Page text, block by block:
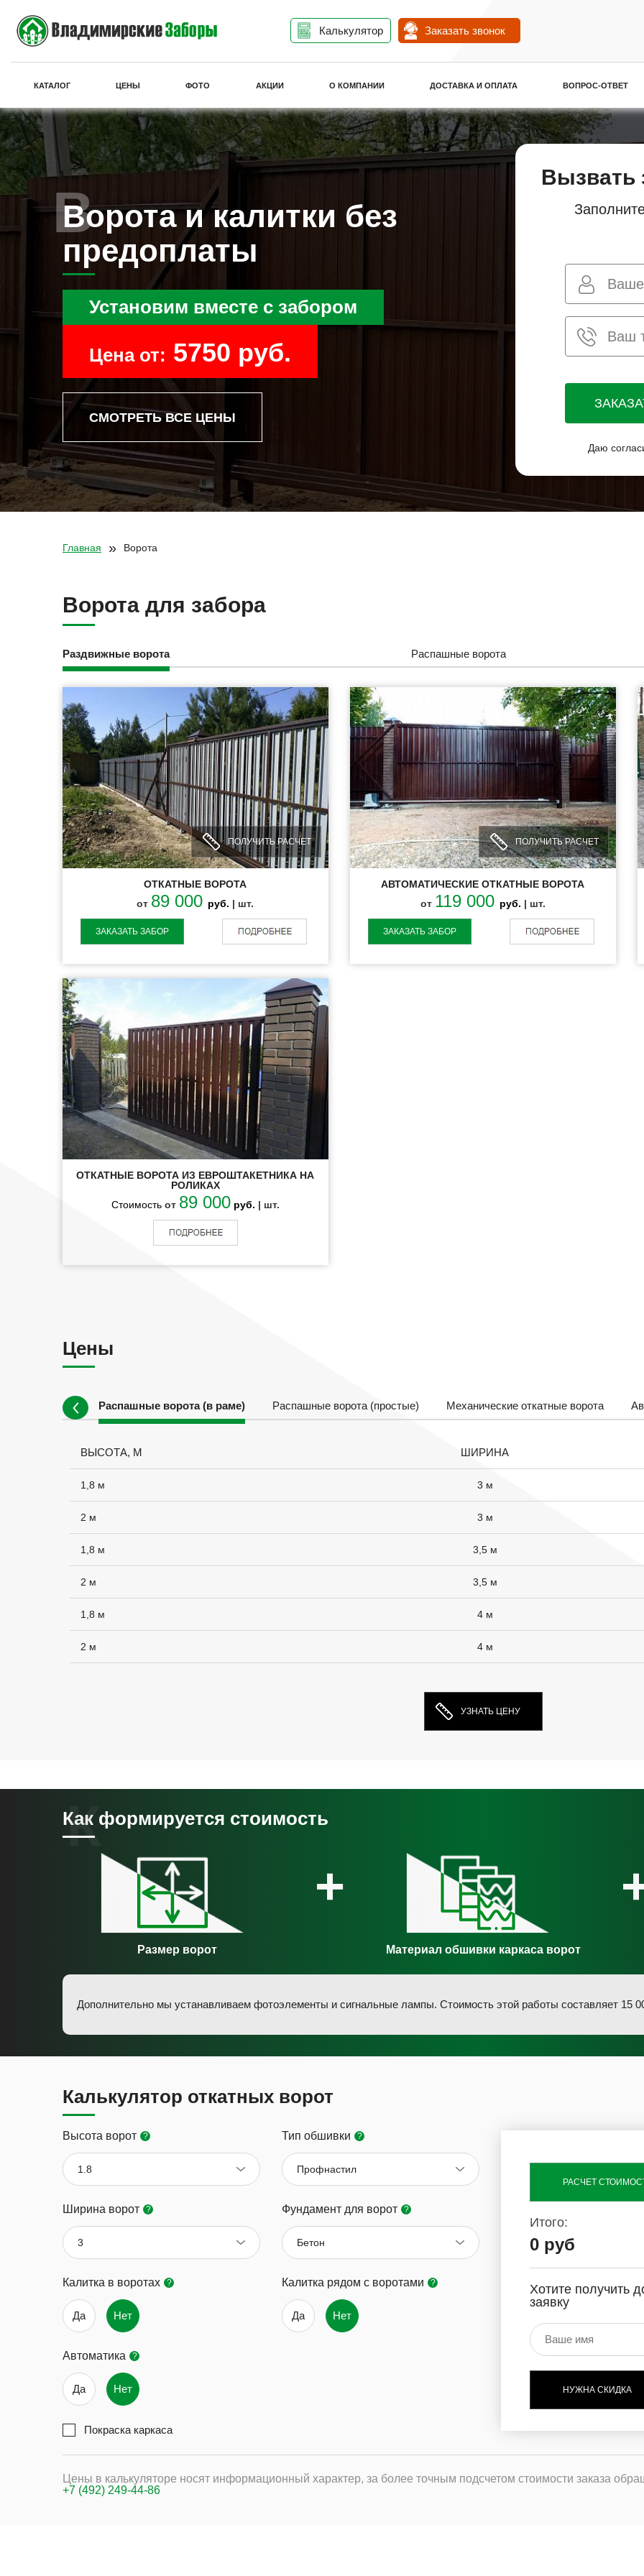
Калькулятор Заказать звонок
КАТАЛОГ ЦЕНЫ ФОТО АКЦИИ О КОМПАНИИ ДОСТАВКА И ОПЛАТА ВОПРОС-ОТВЕТ
Ворота и калитки без
предоплаты
Установим вместе с забором
Цена от: 5750 руб.
СМОТРЕТЬ ВСЕ ЦЕНЫ
Вызвать
Даю
Главная » Ворота
Ворота для забора
Раздвижные ворота Распашные ворота
ПОЛУЧИТЬ РАСЧЕТ
ОТКАТНЫЕ ВОРОТА
от 89 000 руб. | шт.
ЗАКАЗАТЬ ЗАБОР
ПОЛУЧИТЬ РАСЧЕТ
АВТОМАТИЧЕСКИЕ ОТКАТНЫЕ ВОРОТА
от 119 000 руб. | шт.
ЗАКАЗАТЬ ЗАБОР
ОТКАТНЫЕ ВОРОТА ИЗ ЕВРОШТАКЕТНИКА НА
РОЛИКАХ
Стоимостьот 89 000 руб. | шт.
Цены
Распашные ворота (в раме) Распашные ворота (простые) Механические откатные ворота
ВЫСОТА, М ШИРИНА
1,8 м 3 м
2 м 3 м
1,8 м 3,5 м
2 м 3,5 м
1,8 м 4 м
2 м 4 м
УЗНАТЬ ЦЕНУ
Как формируется стоимость
Размер ворот
+
Материал обшивки каркаса ворот
Дополнительно мы устанавливаем фотоэлементы и сигнальные лампы. Стоимость этой работы составляет 15
Калькулятор откатных ворот
Высота ворот ?
1.8
Тип обшивки ?
Профнастил
Ширина ворот ?
3
Фундамент для ворот ?
Бетон
Калитка в воротах ?
Да Нет
Калитка рядом с воротами ?
Да Нет
Автоматика ?
Да Нет
Покраска каркаса
РАСЧЕТ
Итого:
0 руб
Хотите получить
заявку
НУЖНА СКИДКА
Цены в калькуляторе носят информационный характер, за более точным подсчетом стоимости заказа
+7 (492) 249-44-86